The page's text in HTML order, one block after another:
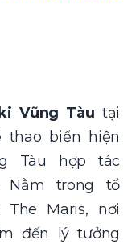
Vũng Tàu tại
thao biển hiện
Tàu hợp tác
Nằm trong tổ
Maris, nơi
đến lý tưởng